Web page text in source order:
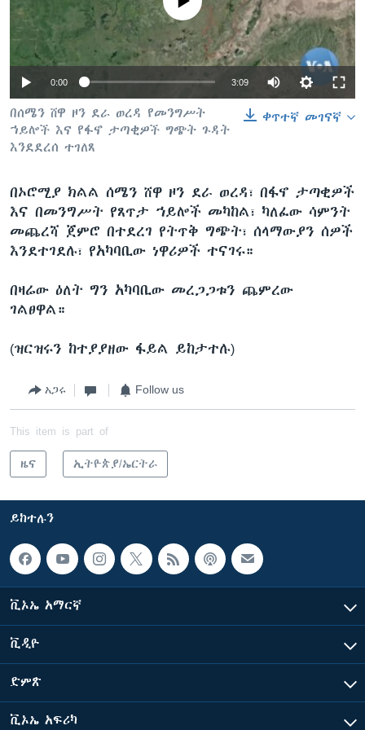
ቋንቋዎች
0:00 3:09
ቀጥተኛ መገናኛ
በሰሜን ሸዋ ዞን ደራ ወረዳ የመንግሥት
ኀይሎች እና የፋኖ ታጣቂዎች ግጭት ጉዳት
እንደደረሰ ተገለጸ
በኦሮሚያ ክልል ሰሜን ሸዋ ዞን ደራ ወረዳ፣ በፋኖ ታጣቂዎች
እና በመንግሥት የጸጥታ ኀይሎች መካከል፣ ካለፈው ሳምንት
መጨረሻ ጀምሮ በተደረገ የትጥቅ ግጭት፣ ሰላማውያን ሰዎች
እንደተገደሉ፣ የአካባቢው ነዋሪዎች ተናገሩ።
በዛሬው ዕለት ግን አካባቢው መረጋጋቱን ጨምረው
ገልፀዋል።
(ዝርዝሩን ከተያያዘው ፋይል ይከታተሉ)
አጋሩ Follow us
This item is part of
ዜና ኢትዮጵያ/ኤርትራ
ይከተሉን
ቪኦኤ አማርኛ
ቪዲዮ
ድምጽ
ቪኦኤ አፍሪካ